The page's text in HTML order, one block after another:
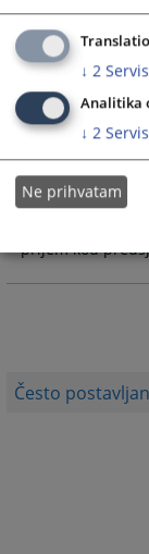
Često
Do sudije koji
Stranke koje
da podnesu
prijem kod
↓ 2
Analitika
↓ 2
Ne prihvatam